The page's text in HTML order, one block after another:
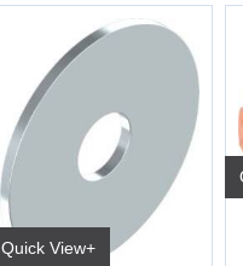
Quick View+